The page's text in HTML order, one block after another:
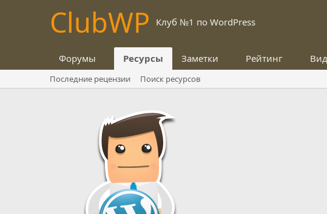
ClubWP Клуб №1 по WordPress
Форумы Ресурсы Заметки Рейтинг
Последние рецензии Поиск ресурсов